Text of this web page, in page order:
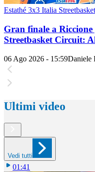
Estathé 3x3 Italia
Gran finale a
Streetbasket Circuit:
06 Ago 2026 - 15:59Daniele
Ultimi video
Vedi tutti
01:41